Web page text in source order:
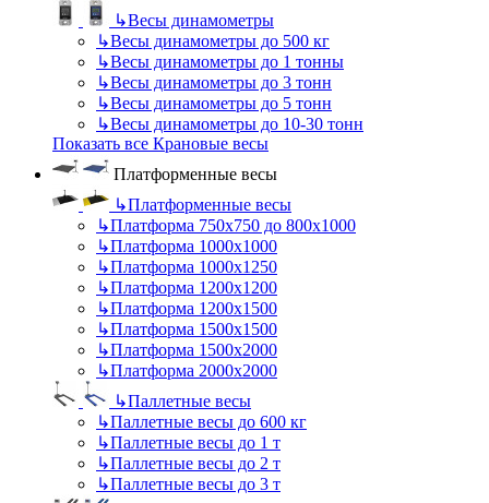
↳Весы динамометры
↳Весы динамометры до 500 кг
↳Весы динамометры до 1 тонны
↳Весы динамометры до 3 тонн
↳Весы динамометры до 5 тонн
↳Весы динамометры до 10-30 тонн
Показать все Крановые весы
Платформенные весы
↳Платформенные весы
↳Платформа 750х750 до 800х1000
↳Платформа 1000х1000
↳Платформа 1000х1250
↳Платформа 1200х1200
↳Платформа 1200х1500
↳Платформа 1500х1500
↳Платформа 1500х2000
↳Платформа 2000х2000
↳Паллетные весы
↳Паллетные весы до 600 кг
↳Паллетные весы до 1 т
↳Паллетные весы до 2 т
↳Паллетные весы до 3 т